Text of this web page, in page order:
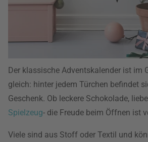
Der klassische Adventskalender ist im
gleich: hinter jedem Türchen befindet
Geschenk. Ob leckere Schokolade,
Spielzeug- die Freude beim Öffnen ist
Viele sind aus Stoff oder Textil und